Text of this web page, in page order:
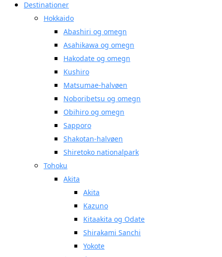
Destinationer
Hokkaido
Abashiri og omegn
Asahikawa og omegn
Hakodate og omegn
Kushiro
Matsumae-halvøen
Noboribetsu og omegn
Obihiro og omegn
Sapporo
Shakotan-halvøen
Shiretoko nationalpark
Tohoku
Akita
Akita
Kazuno
Kitaakita og Odate
Shirakami Sanchi
Yokote